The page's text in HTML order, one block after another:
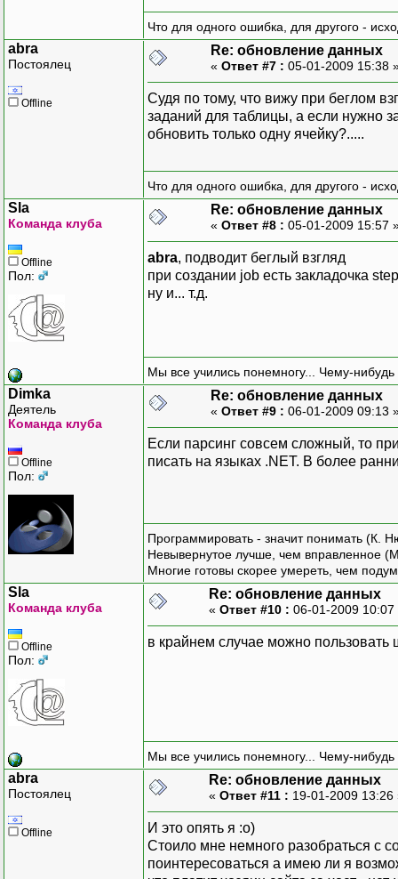
Что для одного ошибка, для другого -
abra
Постоялец
Offline
Re: обновление данных
« Ответ #7 : 05-01-2009 15:38
Судя по тому, что вижу при беглом
заданий для таблицы, а если нужно
обновить только одну ячейку?.....
Что для одного ошибка, для другого -
Sla
Команда клуба
Offline
Пол:
Re: обновление данных
« Ответ #8 : 05-01-2009 15:57
abra, подводит беглый взгляд
при создании job есть закладочка step
ну и... т.д.
Мы все учились понемногу... Чему-нибудь
Dimka
Деятель
Команда клуба
Offline
Пол:
Re: обновление данных
« Ответ #9 : 06-01-2009 09:13
Если парсинг совсем сложный, то
писать на языках .NET. В более
Программировать - значит понимать (К.
Невывернутое лучше, чем вправленное
Многие готовы скорее умереть, чем
Sla
Команда клуба
Offline
Пол:
Re: обновление данных
« Ответ #10 : 06-01-2009
в крайнем случае можно пользовать
Мы все учились понемногу... Чему-нибудь
abra
Постоялец
Offline
Re: обновление данных
« Ответ #11 : 19-01-2009
И это опять я :о)
Стоило мне немного разобраться с
поинтересоваться а имею ли я